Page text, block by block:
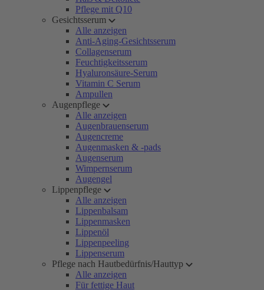
Pflege mit Q10
Gesichtsserum
Alle anzeigen
Anti-Aging-Gesichtsserum
Collagenserum
Feuchtigkeitsserum
Hyaluronsäure-Serum
Vitamin C Serum
Ampullen
Augenpflege
Alle anzeigen
Augenbrauenserum
Augencreme
Augenmasken & -pads
Augenserum
Wimpernserum
Augengel
Lippenpflege
Alle anzeigen
Lippenbalsam
Lippenmasken
Lippenöl
Lippenpeeling
Lippenserum
Pflege nach Hautbedürfnis/Hauttyp
Alle anzeigen
Für fettige Haut